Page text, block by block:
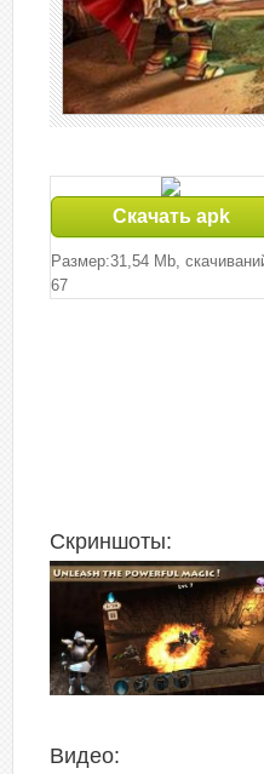
Скачать apk
Размер:31,54 Mb,
67
Скриншоты:
Видео: